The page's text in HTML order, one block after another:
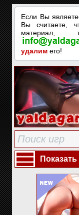
Если Вы
Вы считаете,
удалим его!